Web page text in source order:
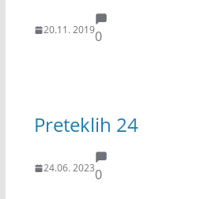
20.11. 20190
Preteklih 24
24.06. 20230